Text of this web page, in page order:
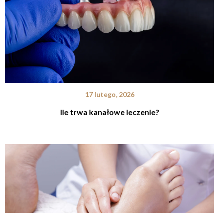
17 lutego, 2026
Ile trwa kanałowe leczenie?